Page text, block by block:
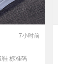
收藏
7小时前
鞋 标准码